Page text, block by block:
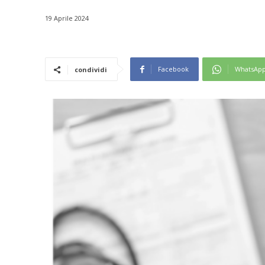
19 Aprile 2024
condividi Facebook